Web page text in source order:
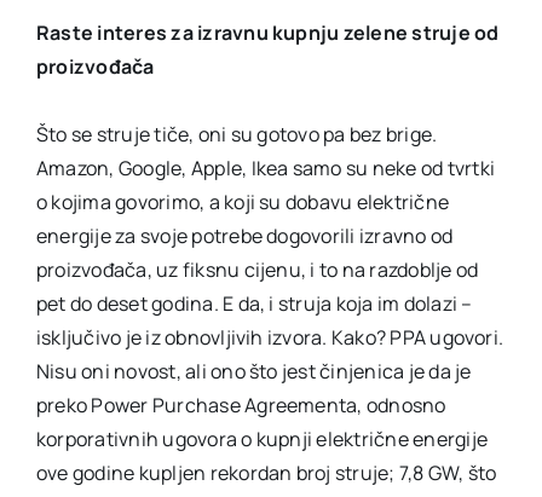
Raste interes za izravnu kupnju zelene struje od
proizvođača
Što se struje tiče, oni su gotovo pa bez brige.
Amazon, Google, Apple, Ikea samo su neke od tvrtki
o kojima govorimo, a koji su dobavu električne
energije za svoje potrebe dogovorili izravno od
proizvođača, uz fiksnu cijenu, i to na razdoblje od
pet do deset godina. E da, i struja koja im dolazi –
isključivo je iz obnovljivih izvora. Kako? PPA ugovori.
Nisu oni novost, ali ono što jest činjenica je da je
preko Power Purchase Agreementa, odnosno
korporativnih ugovora o kupnji električne energije
ove godine kupljen rekordan broj struje; 7,8 GW, što